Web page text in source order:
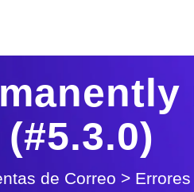
de Correo >